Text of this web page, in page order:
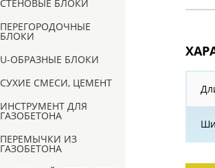
СТЕНОВЫЕ БЛОКИ
ПЕРЕГОРОДОЧНЫЕ
БЛОКИ
U-ОБРАЗНЫЕ БЛОКИ
СУХИЕ СМЕСИ, ЦЕМЕНТ
ИНСТРУМЕНТ ДЛЯ
ГАЗОБЕТОНА
ПЕРЕМЫЧКИ ИЗ
ГАЗОБЕТОНА